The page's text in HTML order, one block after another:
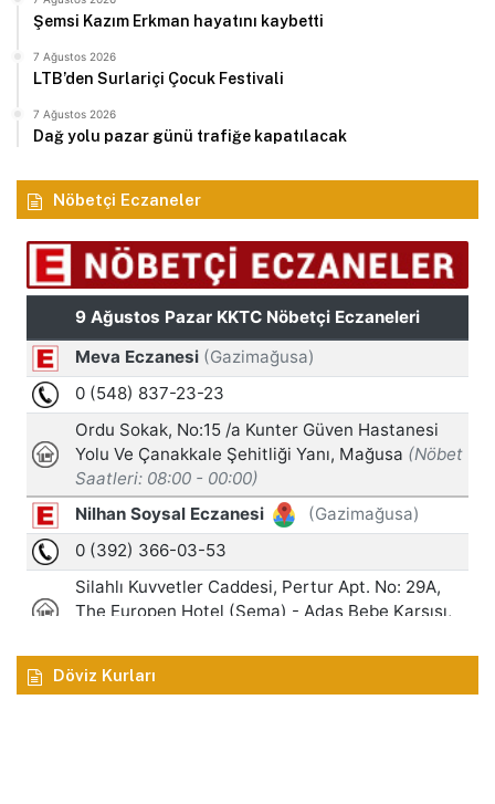
Şemsi Kazım Erkman hayatını kaybetti
7 Ağustos 2026
LTB’den Surlariçi Çocuk Festivali
7 Ağustos 2026
Dağ yolu pazar günü trafiğe kapatılacak
Nöbetçi Eczaneler
Döviz Kurları